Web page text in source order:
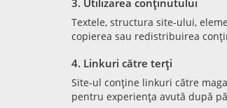
3. Utilizarea conținutului
Textele, structura site-ului,
copierea sau redistribuirea
4. Linkuri către terți
Site-ul conține linkuri către
pentru experiența avută după